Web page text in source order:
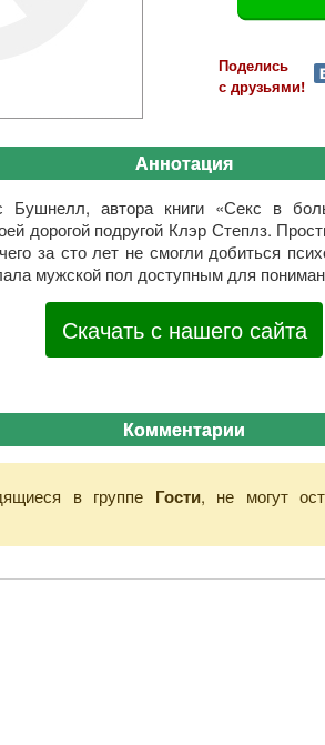
Поделись
с друзьями!
Аннотация
Бушнелл, автора книги «Секс в
дорогой подругой Клэр Степлз.
за сто лет не смогли добиться
мужской пол доступным для
Скачать с нашего сайта
Комментарии
в группе Гости, не могут